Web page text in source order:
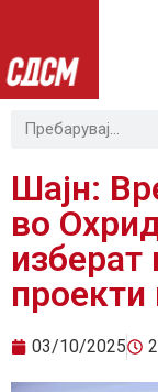
Шајн:
во
изберат
проекти
03/10/2025